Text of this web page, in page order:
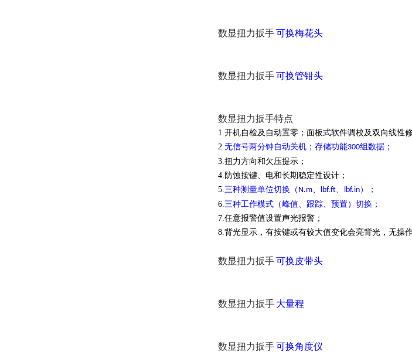
数显扭力扳手可换梅花头
数显扭力扳手可换管钳头
数显扭力扳手特点
1.开机自检及自动置零；面板式软件调校及双向线性修
2.无信号两分钟自动关机；存储功能300组数据；
3.扭力方向和欠压提示；
4.防蚀按键、电和长期稳定性设计；
5.三种测量单位切换（ N.m、 lbf.ft、 lbf.in）；
6.三种工作模式（峰值、跟踪、预置）切换；
7.任意报警值设置声光报警；
8.背光显示，有按键或有较大值变化会亮背光，无操
数显扭力扳手可换皮带头
数显扭力扳手 大量程
数显扭力扳手可换角度仪